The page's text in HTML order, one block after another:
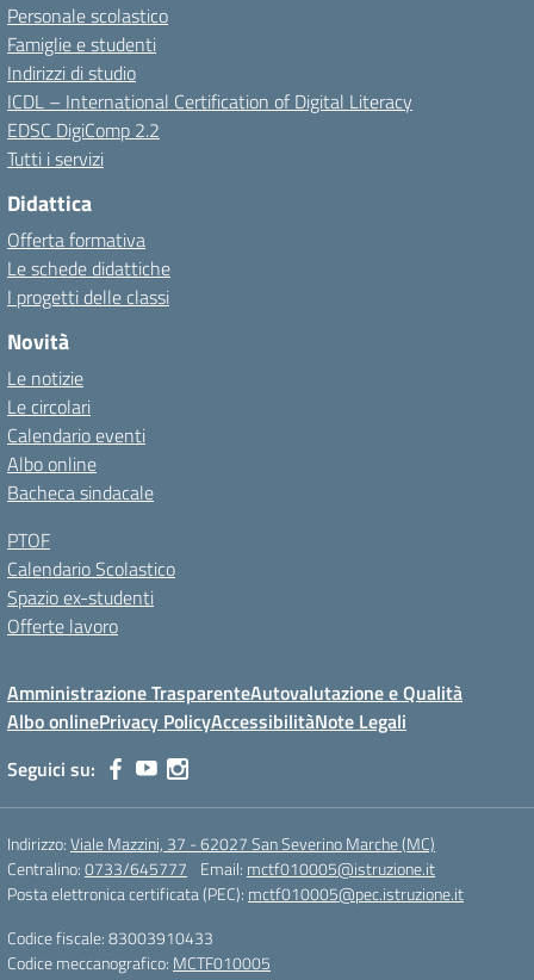
Personale scolastico
Famiglie e studenti
Indirizzi di studio
ICDL – International Certification of Digital Literacy
EDSC DigiComp 2.2
Tutti i servizi
Didattica
Offerta formativa
Le schede didattiche
I progetti delle classi
Novità
Le notizie
Le circolari
Calendario eventi
Albo online
Bacheca sindacale
PTOF
Calendario Scolastico
Spazio ex-studenti
Offerte lavoro
Amministrazione TrasparenteAutovalutazione e Qualità
Albo onlinePrivacy PolicyAccessibilitàNote Legali
Seguici su:
Indirizzo:Viale Mazzini, 37 - 62027 San Severino Marche (MC)
Centralino:0733/645777 Email: mctf010005@istruzione.it
Posta elettronica certificata (PEC): mctf010005@pec.istruzione.it
Codice fiscale: 83003910433
Codice meccanografico: MCTF010005